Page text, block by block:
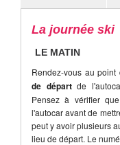
La journée ski
LE MATIN
Rendez-vous au point
de départde
Pensez à vérifier
l'autocar avant de
peut y avoir plusieurs
lieu de départ. Le